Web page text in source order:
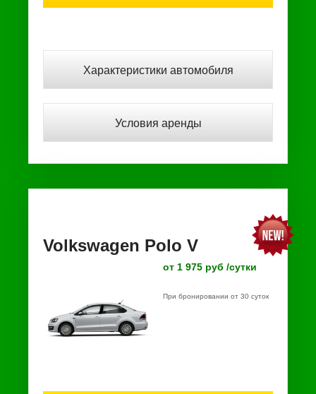
Характеристики автомобиля
Условия аренды
Volkswagen Polo V
от 1 975 руб /сутки
При бронировании от 30 суток